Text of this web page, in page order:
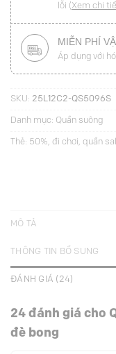
lỗi (Xem chi
MIỄN PHÍ
Áp dụng với
SKU: 25L12C2-QS5096S
Danh mục: Quần suông
Thẻ: 50%, đi chơi, quần
MÔ TẢ
THÔNG TIN BỔ SUNG
ĐÁNH GIÁ (24)
24 đánh giá cho
đè bong